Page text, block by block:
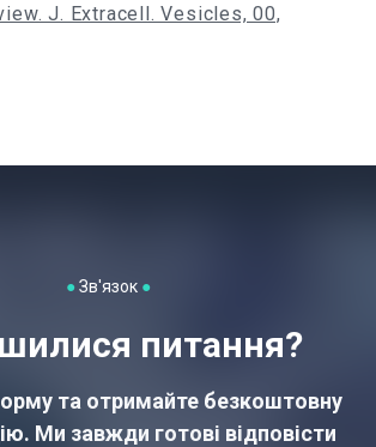
J. Extracell. Vesicles, 00,
● Зв'язок ●
питання?
та отримайте безкоштовну
Ми завжди готові відповісти